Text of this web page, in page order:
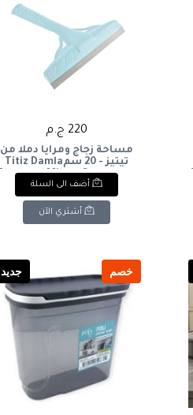
220 ج.م
مساحة زجاج ومرايا دملا من
تيتيز - 20 سمTitiz Damla
Glass and Mirror Squeegee -
20 cm
أضف الى السلة
أشتري الآن
خصم جديد